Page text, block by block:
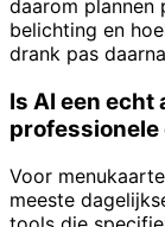
daarom plannen
belichting en
drank pas
Is AI een
Voor
meeste